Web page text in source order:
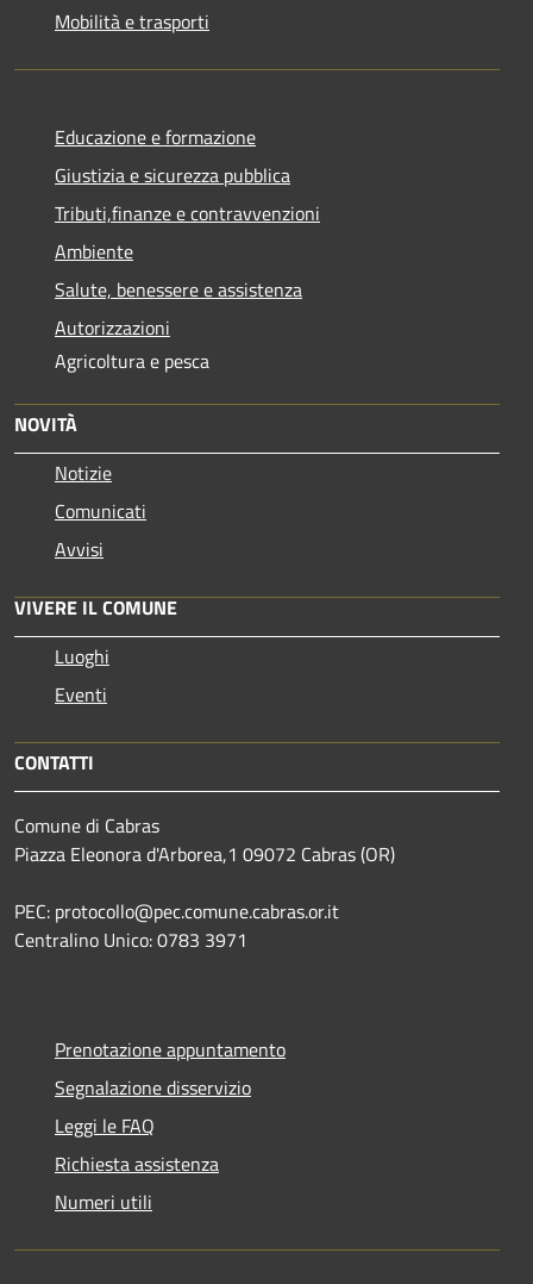
Mobilità e trasporti
Educazione e formazione
Giustizia e sicurezza pubblica
Tributi,finanze e contravvenzioni
Ambiente
Salute, benessere e assistenza
Autorizzazioni
Agricoltura e pesca
NOVITÀ
Notizie
Comunicati
Avvisi
VIVERE IL COMUNE
Luoghi
Eventi
CONTATTI
Comune di Cabras
Piazza Eleonora d'Arborea,1 09072 Cabras (OR)
PEC: protocollo@pec.comune.cabras.or.it
Centralino Unico: 0783 3971
Prenotazione appuntamento
Segnalazione disservizio
Leggi le FAQ
Richiesta assistenza
Numeri utili